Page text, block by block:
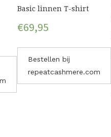
Basic linnen T-shirt
€69,95
Bestellen bij
repeatcashmere.com